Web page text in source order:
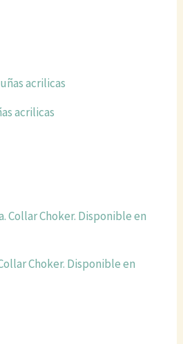
acrilicas
Choker. Disponible en